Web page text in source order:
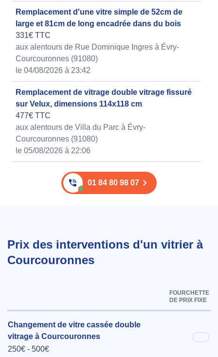
Remplacement d'une vitre simple de 52cm de
large et 81cm de long encadrée dans du bois
331€ TTC
aux alentours de Rue Dominique Ingres à Évry-
Courcouronnes (91080)
le 04/08/2026 à 23:42
Remplacement de vitrage double vitrage fissuré
sur Velux, dimensions 114x118 cm
477€ TTC
aux alentours de Villa du Parc à Évry-
Courcouronnes (91080)
le 05/08/2026 à 22:06
01 84 80 98 07
Prix des interventions d'un vitrier à
Courcouronnes
FOURCHETTE
DE PRIX FIXE
Changement de vitre cassée double
vitrage à Courcouronnes
250€ - 500€